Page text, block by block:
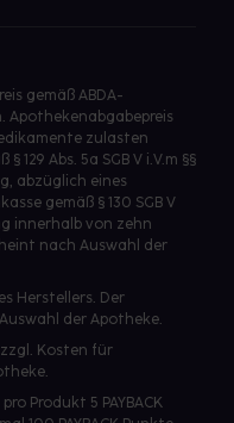
gemäß ABDA-
Apothekenabgabepreis
zulasten
129 Abs. 5a SGB V i.V.m §§
abzüglich eines
gemäß § 130 SGB V
innerhalb von zehn
nach Auswahl der
Herstellers. Der
der Apotheke.
Kosten für
Produkt 5 PAYBACK